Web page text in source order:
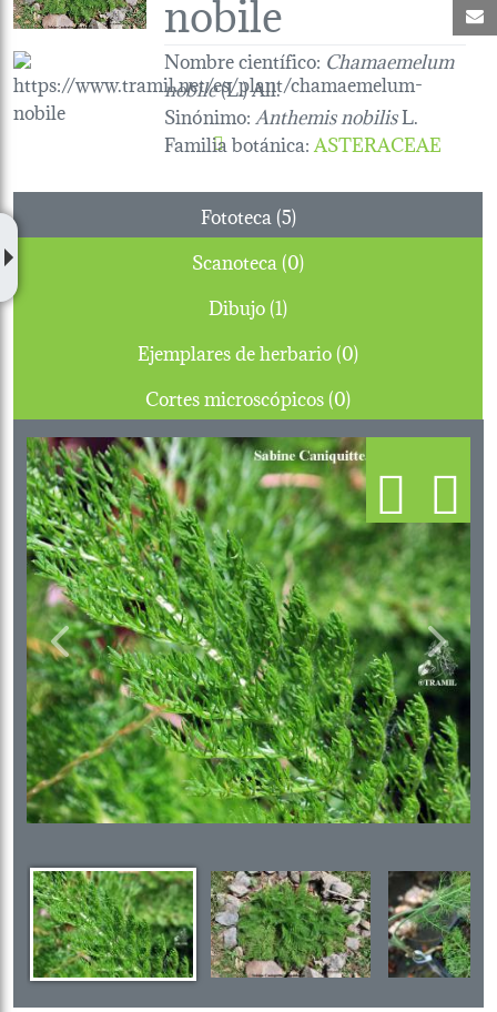
Nombre científico: Chamaemelum
nobile(L.) All.
Sinónimo: Anthemis nobilisL.
Familia botánica:ASTERACEAE
Fototeca (5)
Scanoteca (0)
Dibujo (1)
Ejemplares de herbario (0)
Cortes microscópicos (0)
Previous Next